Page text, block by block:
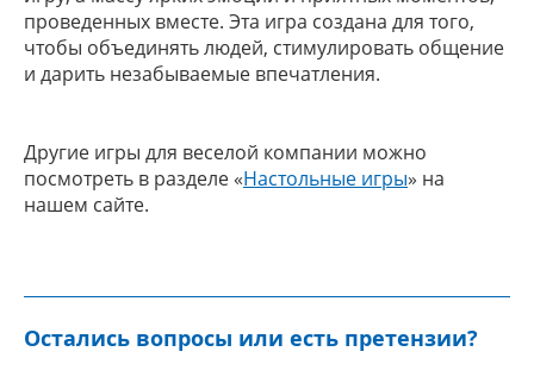
проведенных вместе. Эта игра создана для того,
чтобы объединять людей, стимулировать общение
и дарить незабываемые впечатления.
Другие игры для веселой компании можно
посмотреть в разделе «Настольные игры» на
нашем сайте.
Остались вопросы или есть претензии?